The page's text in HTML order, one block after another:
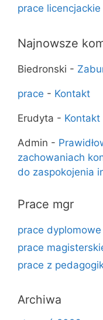
prace licencjackie
Najnowsze
Biedronski -
prace - Kontakt
Erudyta - Kontakt
Admin -
zachowaniach
do zaspokojenia
Prace mgr
prace
prace
prace z
Archiwa